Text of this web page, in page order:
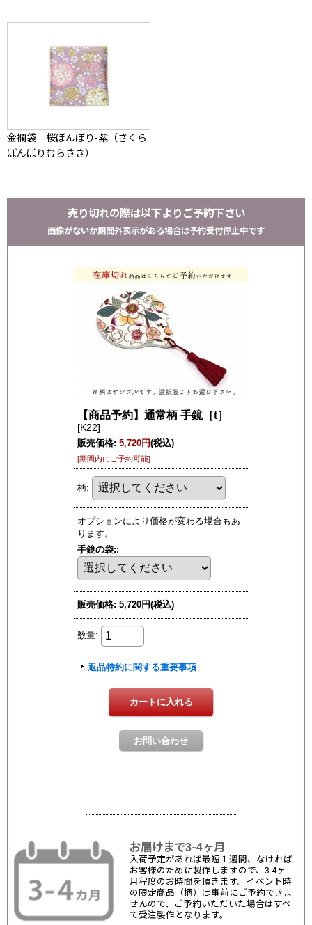
金襴袋 桜ぼんぼり-紫（さくら
ぼんぼりむらさき）
売り切れの際は以下よりご予約下さい
画像がないか期間外表示がある場合は予約受付停止中です
お届けまで3-4ヶ月
入荷予定があれば最短１週間、なければ
お客様のために製作しますので、3-4ヶ
月程度のお時間を頂きます。イベント時
の限定商品（柄）は事前にご予約できま
せんので、ご予約いただいた場合はすべ
て受注製作となります。